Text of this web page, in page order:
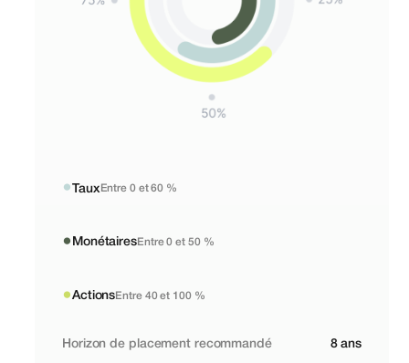
●Taux Entre 0 et 60 %
● MonétairesEntre 0 et 50 %
●ActionsEntre 40 et 100 %
Horizon de placement recommandé 8 ans